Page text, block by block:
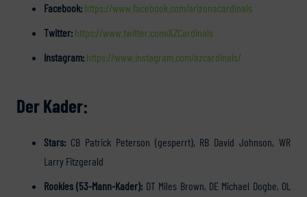
Facebook: https://www.facebook.com/arizonacardinals
Twitter: https://www.twitter.com/AZCardinals
Instagram: https://www.instagram.com/azcardinals/
Der Kader:
Stars: CB Patrick Peterson (gesperrt), RB David Johnson, WR
Larry Fitzgerald
Rookies (53-Mann-Kader): DT Miles Brown, DE Michael Dogbe, OL